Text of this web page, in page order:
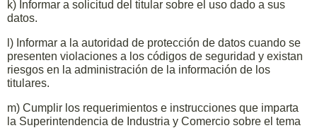
k) Informar a solicitud del titular sobre el uso dado a sus
datos.
l) Informar a la autoridad de protección de datos cuando se
presenten violaciones a los códigos de seguridad y existan
riesgos en la administración de la información de los
titulares.
m) Cumplir los requerimientos e instrucciones que imparta
la Superintendencia de Industria y Comercio sobre el tema